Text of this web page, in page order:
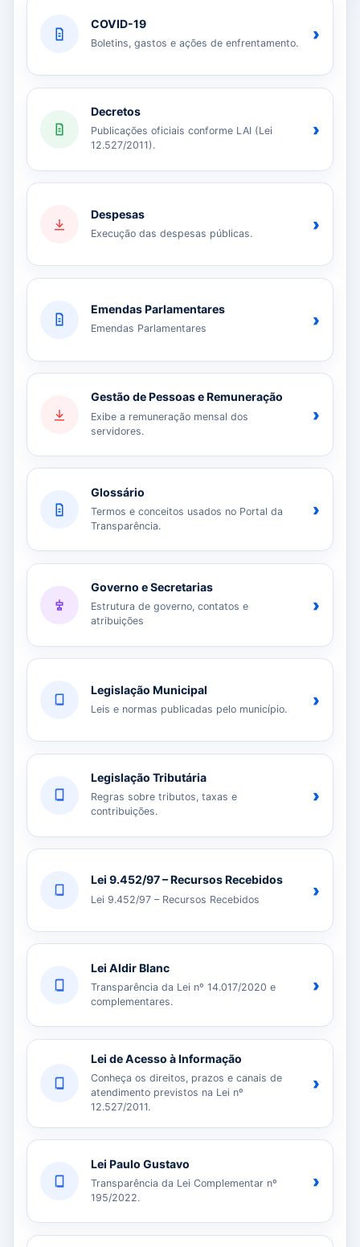
COVID-19
Boletins, gastos e ações de enfrentamento. ›
Decretos
Publicações oficiais conforme LAI (Lei
12.527/2011).
›
Despesas
Execução das despesas públicas. ›
Emendas Parlamentares
Emendas Parlamentares ›
Gestão de Pessoas e Remuneração
Exibe a remuneração mensal dos
servidores.
›
Glossário
Termos e conceitos usados no Portal da
Transparência.
›
Governo e Secretarias
Estrutura de governo, contatos e
atribuições
›
Legislação Municipal
Leis e normas publicadas pelo município. ›
Legislação Tributária
Regras sobre tributos, taxas e
contribuições.
›
Lei 9.452/97 – Recursos Recebidos
Lei 9.452/97 – Recursos Recebidos ›
Lei Aldir Blanc
Transparência da Lei nº 14.017/2020 e
complementares.
›
Lei de Acesso à Informação
Conheça os direitos, prazos e canais de
atendimento previstos na Lei nº
12.527/2011.
›
Lei Paulo Gustavo
Transparência da Lei Complementar nº
195/2022.
›